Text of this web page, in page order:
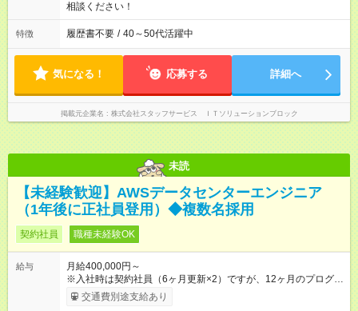
相談ください！
特徴 履歴書不要 / 40～50代活躍中
気になる！ 応募する 詳細へ
掲載元企業名 株式会社スタッフサービス ＩＴソリューションブロック
未読
【未経験歓迎】AWSデータセンターエンジニア
（1年後に正社員登用）◆複数名採用
契約社員 職種未経験OK
給与
月給400,000円～
※入社時は契約社員（6ヶ月更新×2）ですが、12ヶ月のプログラ
ム修了後は正社員として登用されます。その後は昇給制度があ
ります。 【試用期間】試用期間なし
交通費別途支給あり